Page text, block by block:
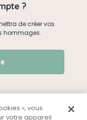
?
?
de créer vos
hommages.
», vous
votre appareil